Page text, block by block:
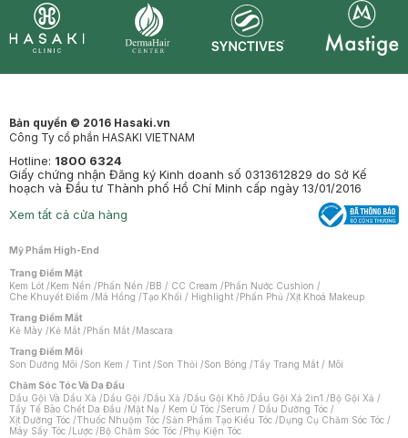
Bản quyền © 2016 Hasaki.vn
Công Ty cổ phần HASAKI VIETNAM
Hotline: 1800 6324
Giấy chứng nhận Đăng ký Kinh doanh số 0313612829 do Sở Kế
hoạch và Đầu tư Thành phố Hồ Chí Minh cấp ngày 13/01/2016
Xem tất cả cửa hàng
Mỹ Phẩm High-End
Trang Điểm Mặt
Kem Lót /Kem Nền /Phấn Nền /BB / CC Cream /Phấn Nước Cushion /
Che Khuyết Điểm /Má Hồng /Tạo Khối / Highlight /Phấn Phủ /Xịt Khoá Makeup
Trang Điểm Mắt
Kẻ Mày /Kẻ Mắt /Phấn Mắt /Mascara
Trang Điểm Môi
Son Dưỡng Môi /Son Kem / Tint /Son Thỏi /Son Bóng /Tẩy Trang Mắt / Môi
Chăm Sóc Tóc Và Da Đầu
Dầu Gội Và Dầu Xả /Dầu Gội /Dầu Xả /Dầu Gội Khô /Dầu Gội Xả 2in1 /Bộ Gội Xả /
Tẩy Tế Bào Chết Da Đầu /Mặt Nạ / Kem Ủ Tóc /Serum / Dầu Dưỡng Tóc /
Xịt Dưỡng Tóc /Thuốc Nhuộm Tóc /Sản Phẩm Tạo Kiểu Tóc /Dụng Cụ Chăm Sóc Tóc /
Máy Sấy Tóc /Lược /Bộ Chăm Sóc Tóc /Phụ Kiện Tóc